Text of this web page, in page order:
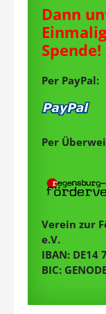
Dann
Spende!
Per PayPal:
Per
Verein zur
e.V.
IBAN: DE14
BIC: